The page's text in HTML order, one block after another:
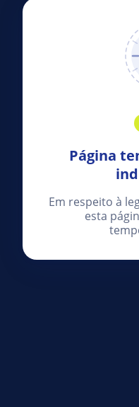
Página
Em respeito à
esta